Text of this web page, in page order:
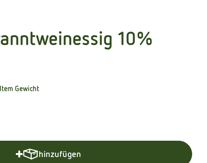
10%
Gewicht
hinzufügen
Produkt zum Warenkorb hinzufügen